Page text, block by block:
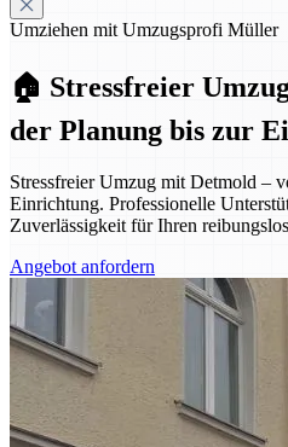
Umziehen mit Umzugsprofi Müller
🏠 Stressfreier
der Planung bis zur
Stressfreier Umzug mit Detmold –
Einrichtung. Professionelle
Zuverlässigkeit für Ihren
Angebot anfordern